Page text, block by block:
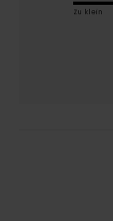
Zu klein